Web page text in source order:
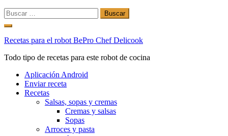
Buscar:
Ir
contenido
Recetas para el robot BePro Chef Delicook
Todo tipo de recetas para este robot de cocina
Aplicación Android
Enviar receta
Recetas
Salsas, sopas y cremas
Cremas y salsas
Sopas
Arroces y pasta